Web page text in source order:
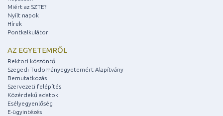
Miért az SZTE?
Nyílt napok
Hírek
Pontkalkulátor
AZ EGYETEMRŐL
Rektori köszöntő
Szegedi Tudományegyetemért Alapítvány
Bemutatkozás
Szervezeti felépítés
Közérdekű adatok
Esélyegyenlőség
E-ügyintézés